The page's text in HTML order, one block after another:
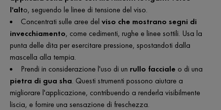
l'alto, seguendo le linee di tensione del viso.
Concentrati sulle aree del viso che mostrano segni di
invecchiamento, come cedimenti, rughe e linee sottili. Usa la
punta delle dita per esercitare pressione, spostandoti dalla
mascella alla tempia.
Prendi in considerazione l'uso di un rullo facciale o di una
pietra di gua sha. Questi strumenti possono aiutare a
migliorare l'applicazione, contribuendo a renderla visibilmente
liscia, e fornire una sensazione di freschezza.